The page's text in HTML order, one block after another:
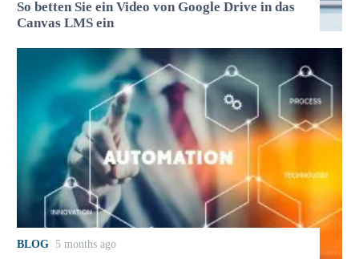
So betten Sie ein Video von Google Drive in das
Canvas LMS ein
BLOG 5 months ago